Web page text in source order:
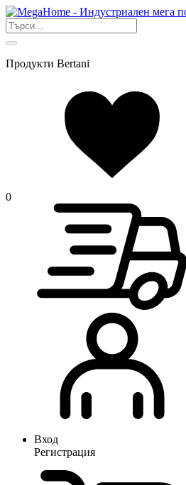
Продукти Bertani
0
Вход
Регистрация